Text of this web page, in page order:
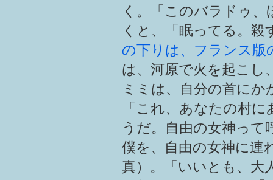
く。「このバラドゥ
くと、「眠ってる。
の下りは、フランス版
は、河原で火を起こし
ミミは、自分の首に
「これ、あなたの村
うだ。自由の女神って
僕を、自由の女神に連
真）。「いいとも、大